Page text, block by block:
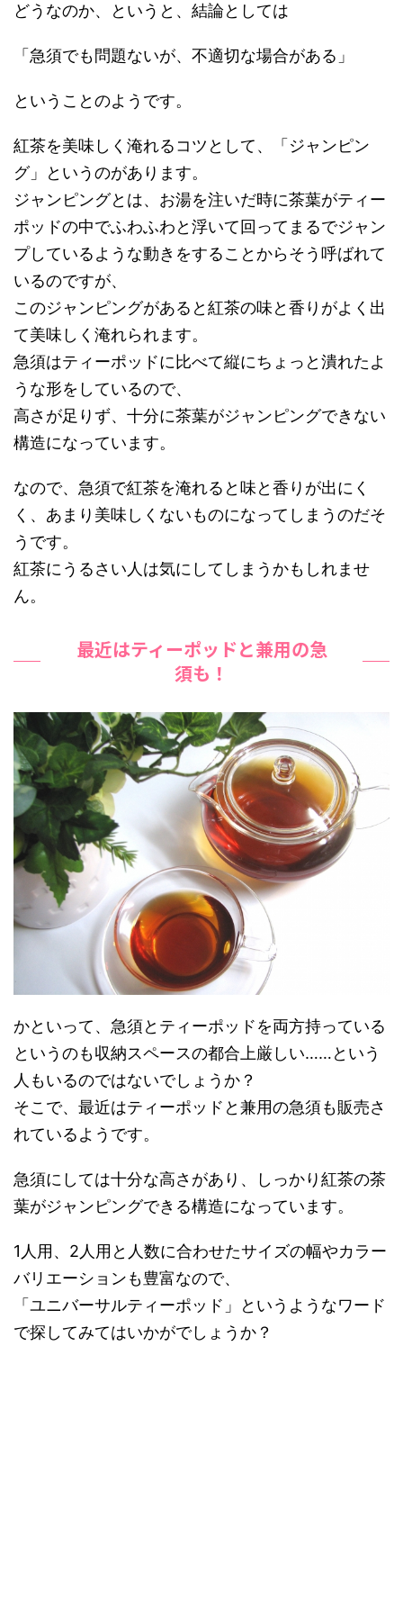
どうなのか、というと、結論としては
「急須でも問題ないが、不適切な場合がある」
ということのようです。
紅茶を美味しく淹れるコツとして、「ジャンピン
グ」というのがあります。
ジャンピングとは、お湯を注いだ時に茶葉がティー
ポッドの中でふわふわと浮いて回ってまるでジャン
プしているような動きをすることからそう呼ばれて
いるのですが、
このジャンピングがあると紅茶の味と香りがよく出
て美味しく淹れられます。
急須はティーポッドに比べて縦にちょっと潰れたよ
うな形をしているので、
高さが足りず、十分に茶葉がジャンピングできない
構造になっています。
なので、急須で紅茶を淹れると味と香りが出にく
く、あまり美味しくないものになってしまうのだそ
うです。
紅茶にうるさい人は気にしてしまうかもしれませ
ん。
最近はティーポッドと兼用の急
須も！
かといって、急須とティーポッドを両方持っている
というのも収納スペースの都合上厳しい……という
人もいるのではないでしょうか？
そこで、最近はティーポッドと兼用の急須も販売さ
れているようです。
急須にしては十分な高さがあり、しっかり紅茶の茶
葉がジャンピングできる構造になっています。
1人用、2人用と人数に合わせたサイズの幅やカラー
バリエーションも豊富なので、
「ユニバーサルティーポッド」というようなワード
で探してみてはいかがでしょうか？